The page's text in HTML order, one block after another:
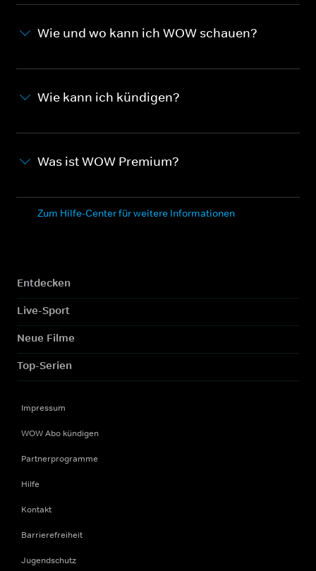
Wie und wo kann ich WOW schauen?
Wie kann ich kündigen?
Was ist WOW Premium?
Zum Hilfe-Center für weitere Informationen
Entdecken
Live-Sport
Neue Filme
Top-Serien
Impressum
WOW Abo kündigen
Partnerprogramme
Hilfe
Kontakt
Barrierefreiheit
Jugendschutz